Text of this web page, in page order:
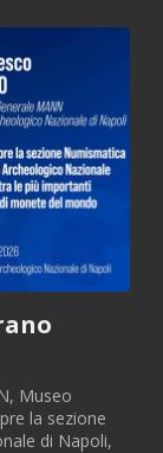
Museo
la sezione
di Napoli,